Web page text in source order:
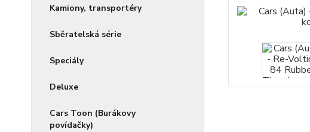
Kamiony, transportéry
Sběratelská série
Speciály
Deluxe
Cars Toon (Burákovy
povídačky)